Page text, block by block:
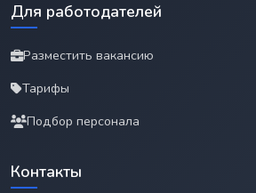
Для работодателей
Разместить вакансию
Тарифы
Подбор персонала
Контакты